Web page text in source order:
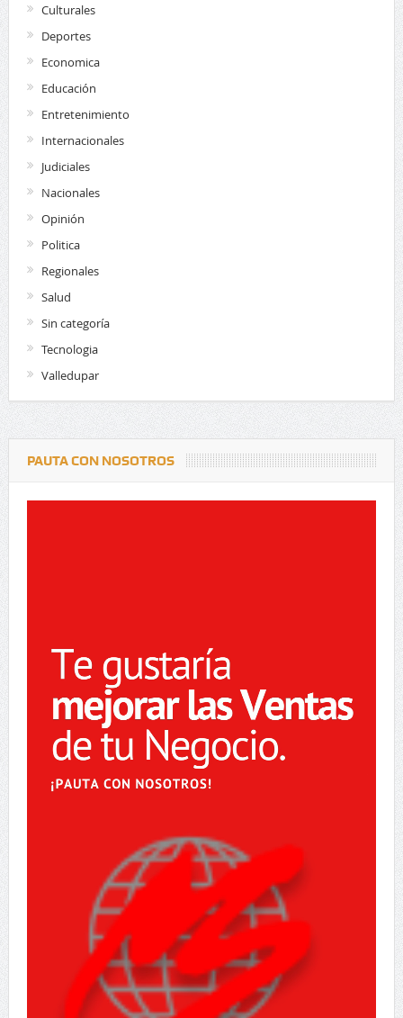
Culturales
Deportes
Economica
Educación
Entretenimiento
Internacionales
Judiciales
Nacionales
Opinión
Politica
Regionales
Salud
Sin categoría
Tecnologia
Valledupar
PAUTA CON NOSOTROS